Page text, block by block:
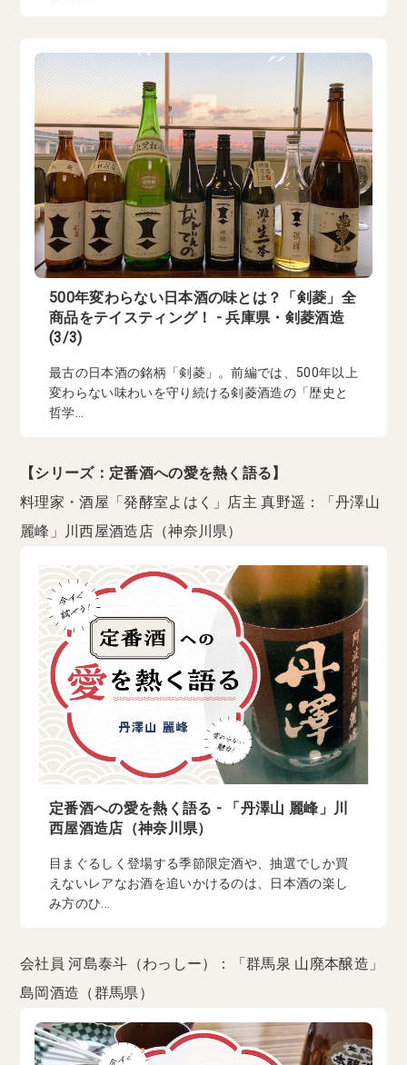
500年変わらない日本酒の味とは？「剣菱」全
商品をテイスティング！ - 兵庫県・剣菱酒造
(3/3)
最古の日本酒の銘柄「剣菱」。前編では、500年以上
変わらない味わいを守り続ける剣菱酒造の「歴史と
哲学...
【シリーズ：定番酒への愛を熱く語る】
料理家・酒屋「発酵室よはく」店主 真野遥：「丹澤山
麗峰」川西屋酒造店（神奈川県）
定番酒への愛を熱く語る - 「丹澤山 麗峰」川
西屋酒造店（神奈川県）
目まぐるしく登場する季節限定酒や、抽選でしか買
えないレアなお酒を追いかけるのは、日本酒の楽し
み方のひ...
会社員 河島泰斗（わっしー）：「群馬泉 山廃本醸造」
島岡酒造（群馬県）